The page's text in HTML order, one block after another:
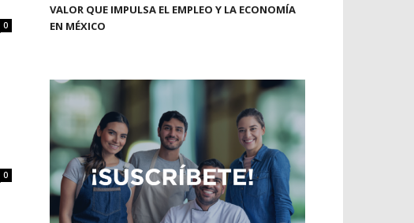
0
0
VALOR QUE IMPULSA EL EMPLEO Y LA ECONOMÍA
EN MÉXICO